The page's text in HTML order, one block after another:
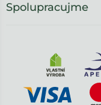
Spolupracujme